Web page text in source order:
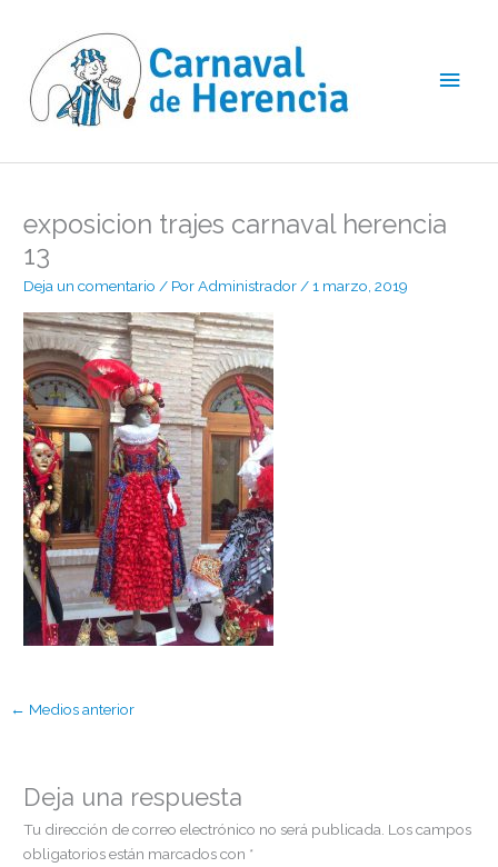
contenido
exposicion trajes carnaval herencia
13
Deja un comentario / PorAdministrador/1 marzo, 2019
← Medios anterior
Deja una respuesta
Tu dirección de correo electrónico no será publicada. Los campos
obligatorios están marcados con *